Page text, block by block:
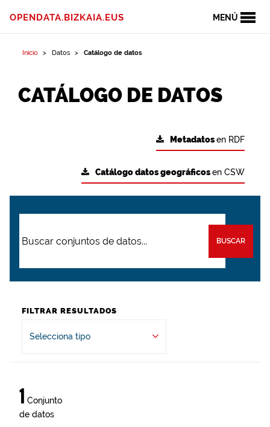
MENÚ
OPENDATA.BIZKAIA.EUS
Inicio Datos Catálogo de datos
CATÁLOGO DE DATOS
Metadatosen RDF
Catálogo datos geográficosen CSW
BUSCAR
FILTRAR RESULTADOS
Selecciona tipo
1 Conjunto
de datos